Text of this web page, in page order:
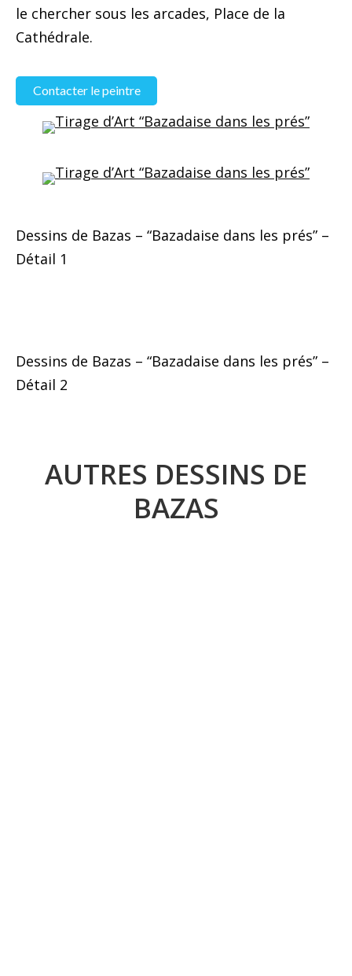
le chercher sous les arcades, Place de la
Cathédrale.
Contacter le peintre
Dessins de Bazas – “Bazadaise dans les prés” –
Détail 1
Dessins de Bazas – “Bazadaise dans les prés” –
Détail 2
AUTRES DESSINS DE
BAZAS